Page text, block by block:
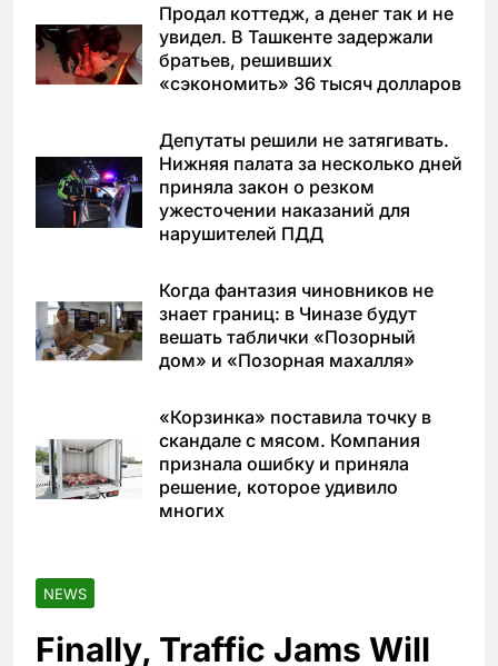
Продал коттедж, а денег так и не
увидел. В Ташкенте задержали
братьев, решивших
«сэкономить» 36 тысяч долларов
Депутаты решили не затягивать.
Нижняя палата за несколько дней
приняла закон о резком
ужесточении наказаний для
нарушителей ПДД
Когда фантазия чиновников не
знает границ: в Чиназе будут
вешать таблички «Позорный
дом» и «Позорная махалля»
«Корзинка» поставила точку в
скандале с мясом. Компания
признала ошибку и приняла
решение, которое удивило
многих
NEWS
Finally, Traffic Jams Will